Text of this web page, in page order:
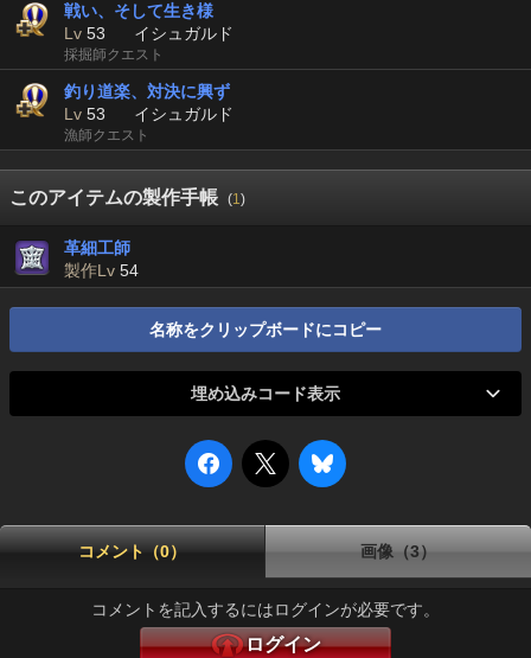
戦い、そして生き様
Lv 53 イシュガルド
採掘師クエスト
釣り道楽、対決に興ず
Lv 53 イシュガルド
漁師クエスト
このアイテムの製作手帳 (1)
革細工師
製作Lv 54
名称をクリップボードにコピー
埋め込みコード表示
コメント（0） 画像（3）
コメントを記入するにはログインが必要です。
ログイン